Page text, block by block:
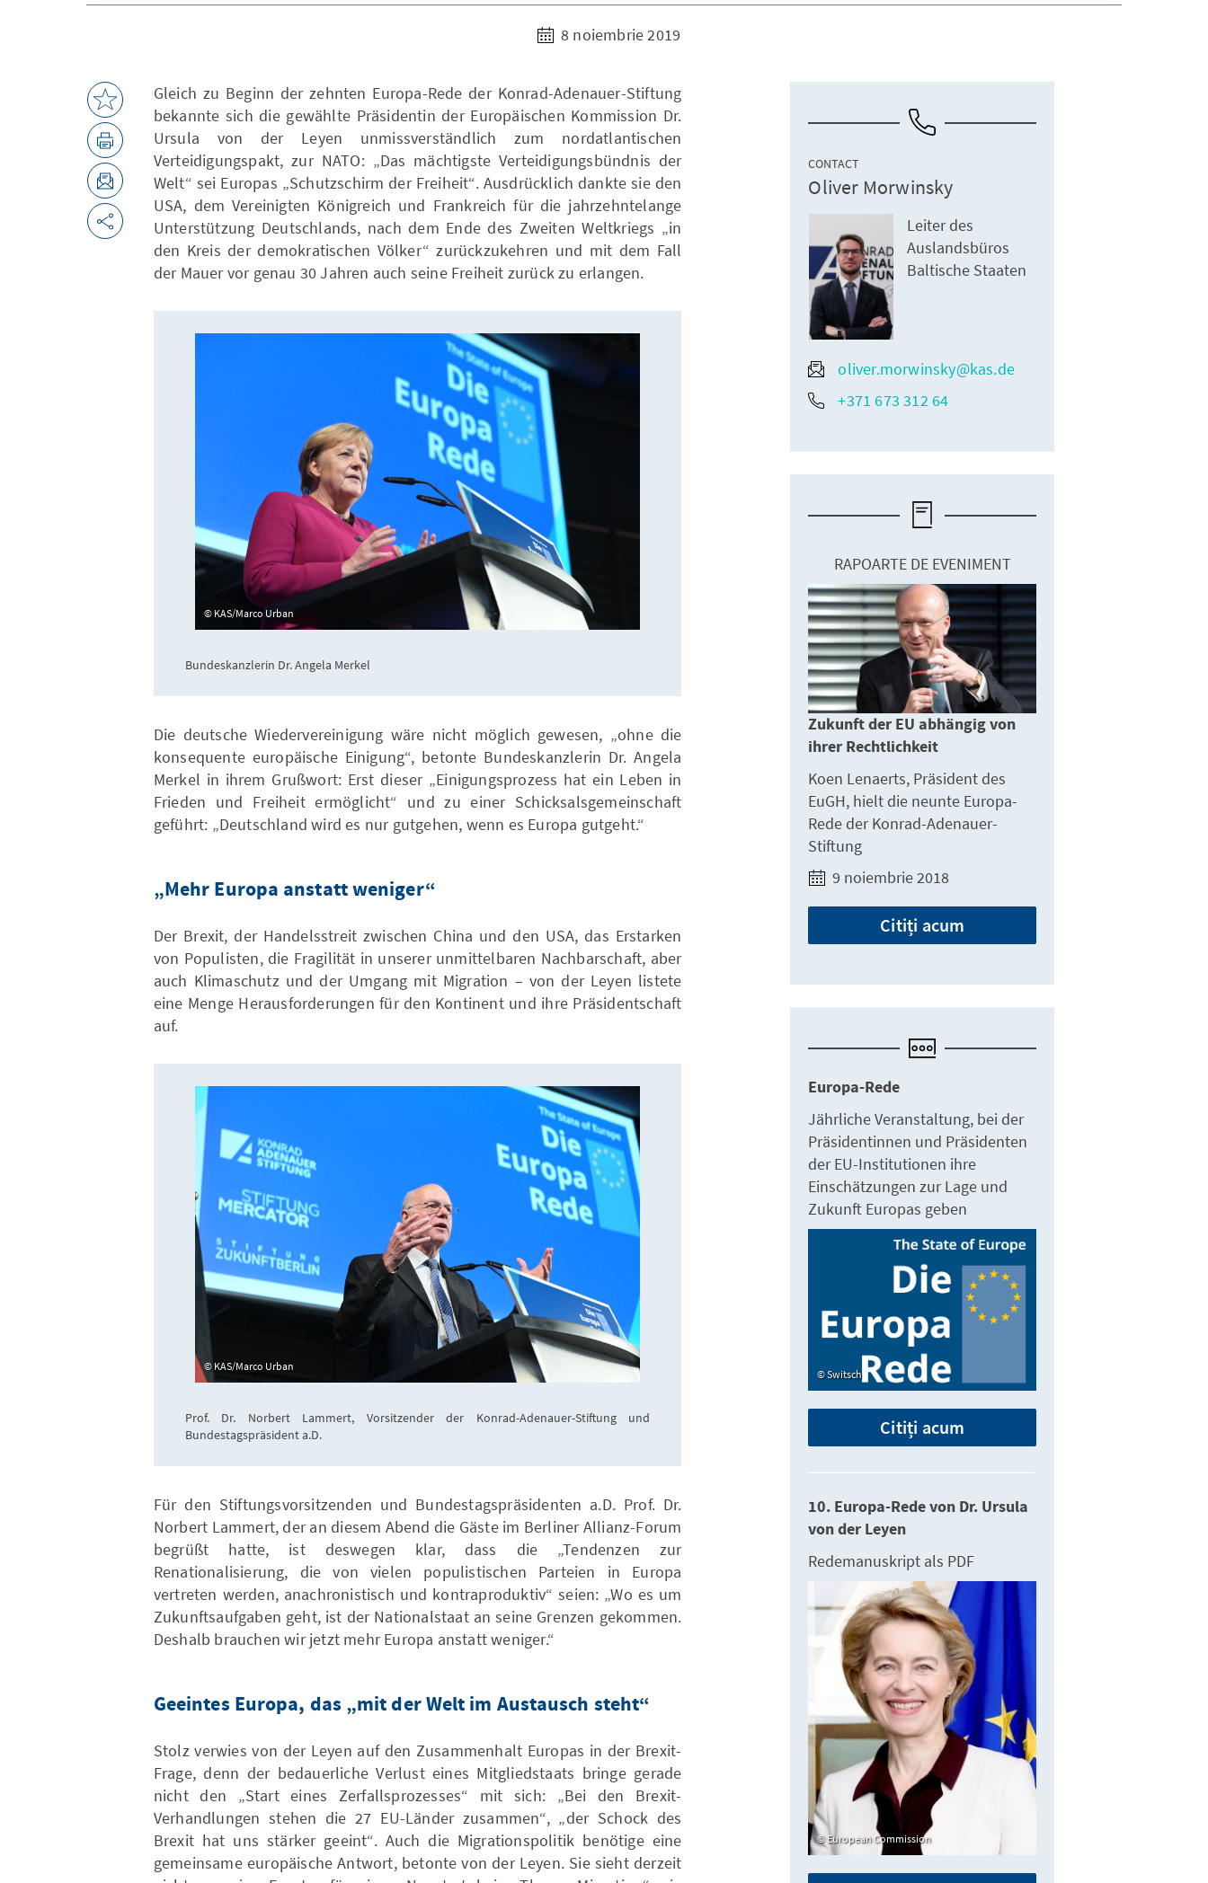
8 noiembrie 2019
Gleich zu Beginn der zehnten Europa-Rede der Konrad-Adenauer-Stiftung
bekannte sich die gewählte Präsidentin der Europäischen Kommission Dr.
Ursula von der Leyen unmissverständlich zum nordatlantischen
Verteidigungspakt, zur NATO: „Das mächtigste Verteidigungsbündnis der
Welt“ sei Europas „Schutzschirm der Freiheit“. Ausdrücklich dankte sie den
USA, dem Vereinigten Königreich und Frankreich für die jahrzehntelange
Unterstützung Deutschlands, nach dem Ende des Zweiten Weltkriegs „in
den Kreis der demokratischen Völker“ zurückzukehren und mit dem Fall
der Mauer vor genau 30 Jahren auch seine Freiheit zurück zu erlangen.
KAS/Marco Urban
Bundeskanzlerin Dr. Angela Merkel
Die deutsche Wiedervereinigung wäre nicht möglich gewesen, „ohne die
konsequente europäische Einigung“, betonte Bundeskanzlerin Dr. Angela
Merkel in ihrem Grußwort: Erst dieser „Einigungsprozess hat ein Leben in
Frieden und Freiheit ermöglicht“ und zu einer Schicksalsgemeinschaft
geführt: „Deutschland wird es nur gutgehen, wenn es Europa gutgeht.“
„Mehr Europa anstatt weniger“
Der Brexit, der Handelsstreit zwischen China und den USA, das Erstarken
von Populisten, die Fragilität in unserer unmittelbaren Nachbarschaft, aber
auch Klimaschutz und der Umgang mit Migration – von der Leyen listete
eine Menge Herausforderungen für den Kontinent und ihre Präsidentschaft
auf.
KAS/Marco Urban
Prof. Dr. Norbert Lammert, Vorsitzender der Konrad-Adenauer-Stiftung und
Bundestagspräsident a.D.
Für den Stiftungsvorsitzenden und Bundestagspräsidenten a.D. Prof. Dr.
Norbert Lammert, der an diesem Abend die Gäste im Berliner Allianz-Forum
begrüßt hatte, ist deswegen klar, dass die „Tendenzen zur
Renationalisierung, die von vielen populistischen Parteien in Europa
vertreten werden, anachronistisch und kontraproduktiv“ seien: „Wo es um
Zukunftsaufgaben geht, ist der Nationalstaat an seine Grenzen gekommen.
Deshalb brauchen wir jetzt mehr Europa anstatt weniger.“
Geeintes Europa, das „mit der Welt im Austausch steht“
Stolz verwies von der Leyen auf den Zusammenhalt Europas in der Brexit-
Frage, denn der bedauerliche Verlust eines Mitgliedstaats bringe gerade
nicht den „Start eines Zerfallsprozesses“ mit sich: „Bei den Brexit-
Verhandlungen stehen die 27 EU-Länder zusammen“, „der Schock des
Brexit hat uns stärker geeint“. Auch die Migrationspolitik benötige eine
gemeinsame europäische Antwort, betonte von der Leyen. Sie sieht derzeit
CONTACT
Oliver Morwinsky
Leiter des
Auslandsbüros
Baltische Staaten
oliver.morwinsky@kas.de
+371 673 312 64
RAPOARTE DE EVENIMENT
Zukunft der EU abhängig von
ihrer Rechtlichkeit
Koen Lenaerts, Präsident des
EuGH, hielt die neunte Europa-
Rede der Konrad-Adenauer-
Stiftung
9 noiembrie 2018
Citiți acum
Europa-Rede
Jährliche Veranstaltung, bei der
Präsidentinnen und Präsidenten
der EU-Institutionen ihre
Einschätzungen zur Lage und
Zukunft Europas geben
Switsch
Citiți acum
10. Europa-Rede von Dr. Ursula
von der Leyen
Redemanuskript als PDF
European Commission